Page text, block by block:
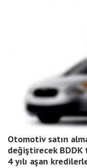
Otomotiv satın
değiştirecek
4 yılı aşan